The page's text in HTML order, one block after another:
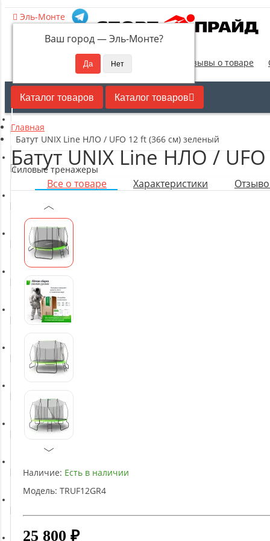
Эль-Монте
Ваш город —Эль-Монте?
Отзывы о товаре
Каталог товаров Каталог товаров
Кардиотренажеры
Силовые тренажеры
Свободные веса
Оборудование для настольного тенниса
Батуты
Баскетбольное оборудование
Массажное оборудование
Игротека
Детское оборудование
Рукоятки и тяги
Главная
Батут UNIX Line НЛО / UFO 12 ft (366 см) зеленый
Батут UNIX Line НЛО /
Все о товаре Характеристики
Наличие: Есть в наличии
Модель: TRUF12GR4
25 800 ₽